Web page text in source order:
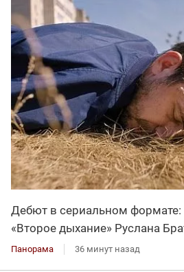
Дебют в сериальном
«Второе дыхание» Руслана
Панорама 36 минут назад